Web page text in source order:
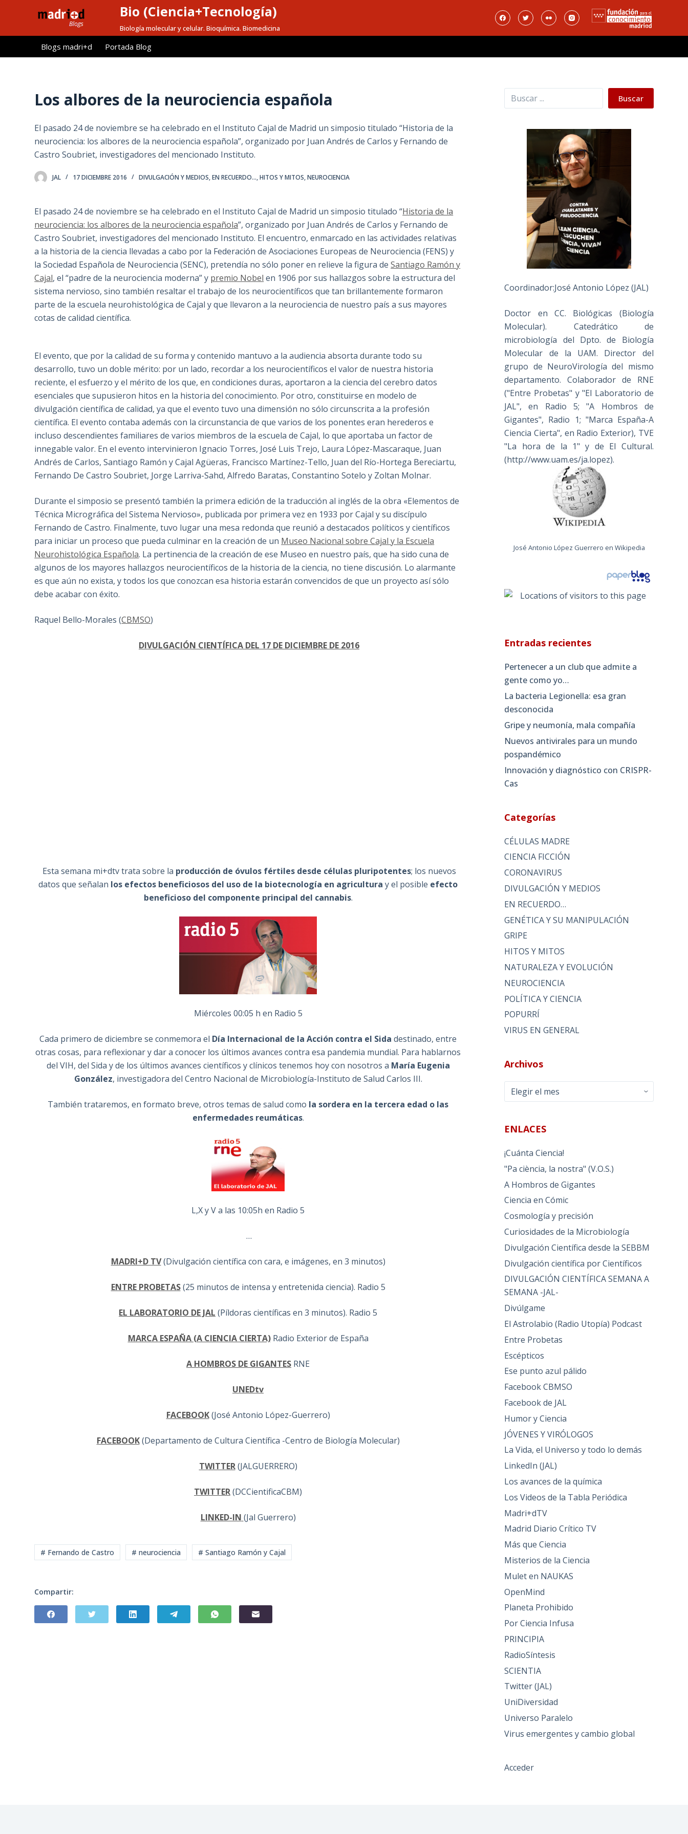
l
Bio (Ciencia+Tecnología)
Biología molecular y celular. Bioquímica. Biomedicina
Blogs madri+d Portada Blog
Los albores de la neurociencia española
El pasado 24 de noviembre se ha celebrado en el Instituto Cajal de Madrid un simposio titulado “Historia de la
neurociencia: los albores de la neurociencia española”, organizado por Juan Andrés de Carlos y Fernando de
Castro Soubriet, investigadores del mencionado Instituto.
JAL 17 DICIEMBRE 2016 DIVULGACIÓN Y MEDIOS,EN RECUERDO...,HITOS Y MITOS,NEUROCIENCIA
El pasado 24 de noviembre se ha celebrado en el Instituto Cajal de Madrid un simposio titulado “Historia de la
neurociencia: los albores de la neurociencia española”, organizado por Juan Andrés de Carlos y Fernando de
Castro Soubriet, investigadores del mencionado Instituto. El encuentro, enmarcado en las actividades relativas
a la historia de la ciencia llevadas a cabo por la Federación de Asociaciones Europeas de Neurociencia (FENS) y
la Sociedad Española de Neurociencia (SENC), pretendía no sólo poner en relieve la figura deSantiago Ramón y
Cajal, el “padre de la neurociencia moderna” y premio Nobel en 1906 por sus hallazgos sobre la estructura del
sistema nervioso, sino también resaltar el trabajo de los neurocientíficos que tan brillantemente formaron
parte de la escuela neurohistológica de Cajal y que llevaron a la neurociencia de nuestro país a sus mayores
cotas de calidad científica.
El evento, que por la calidad de su forma y contenido mantuvo a la audiencia absorta durante todo su
desarrollo, tuvo un doble mérito: por un lado, recordar a los neurocientíficos el valor de nuestra historia
reciente, el esfuerzo y el mérito de los que, en condiciones duras, aportaron a la ciencia del cerebro datos
esenciales que supusieron hitos en la historia del conocimiento. Por otro, constituirse en modelo de
divulgación científica de calidad, ya que el evento tuvo una dimensión no sólo circunscrita a la profesión
científica. El evento contaba además con la circunstancia de que varios de los ponentes eran herederos e
incluso descendientes familiares de varios miembros de la escuela de Cajal, lo que aportaba un factor de
innegable valor. En el evento intervinieron Ignacio Torres, José Luis Trejo, Laura López-Mascaraque, Juan
Andrés de Carlos, Santiago Ramón y Cajal Agüeras, Francisco Martínez-Tello, Juan del Río-Hortega Bereciartu,
Fernando De Castro Soubriet, Jorge Larriva-Sahd, Alfredo Baratas, Constantino Sotelo y Zoltan Molnar.
Durante el simposio se presentó también la primera edición de la traducción al inglés de la obra «Elementos de
Técnica Micrográfica del Sistema Nervioso», publicada por primera vez en 1933 por Cajal y su discípulo
Fernando de Castro. Finalmente, tuvo lugar una mesa redonda que reunió a destacados políticos y científicos
para iniciar un proceso que pueda culminar en la creación de un Museo Nacional sobre Cajal y la Escuela
Neurohistológica Española. La pertinencia de la creación de ese Museo en nuestro país, que ha sido cuna de
algunos de los mayores hallazgos neurocientíficos de la historia de la ciencia, no tiene discusión. Lo alarmante
es que aún no exista, y todos los que conozcan esa historia estarán convencidos de que un proyecto así sólo
debe acabar con éxito.
Raquel Bello-Morales (CBMSO)
DIVULGACIÓN CIENTÍFICA DEL 17 DE DICIEMBRE DE 2016
Esta semana mi+dtv trata sobre la producción de óvulos fértiles desde células pluripotentes; los nuevos
datos que señalan los efectos beneficiosos del uso de la biotecnología en agricultura y el posible efecto
beneficioso del componente principal del cannabis.
Miércoles 00:05 h en Radio 5
Cada primero de diciembre se conmemora el Día Internacional de la Acción contra el Sida destinado, entre
otras cosas, para reflexionar y dar a conocer los últimos avances contra esa pandemia mundial. Para hablarnos
del VIH, del Sida y de los últimos avances científicos y clínicos tenemos hoy con nosotros a María Eugenia
González, investigadora del Centro Nacional de Microbiología-Instituto de Salud Carlos III.
También trataremos, en formato breve, otros temas de salud como la sordera en la tercera edad o las
enfermedades reumáticas.
L,X y V a las 10:05h en Radio 5
…
MADRI+D TV(Divulgación científica con cara, e imágenes, en 3 minutos)
ENTRE PROBETAS(25 minutos de intensa y entretenida ciencia). Radio 5
EL LABORATORIO DE JAL (Píldoras científicas en 3 minutos). Radio 5
MARCA ESPAÑA (A CIENCIA CIERTA)Radio Exterior de España
A HOMBROS DE GIGANTES RNE
UNEDtv
FACEBOOK(José Antonio López-Guerrero)
FACEBOOK(Departamento de Cultura Científica -Centro de Biología Molecular)
TWITTER(JALGUERRERO)
TWITTER(DCCientificaCBM)
LINKED-IN (Jal Guerrero)
# Fernando de Castro # neurociencia # Santiago Ramón y Cajal
Compartir:
Buscar Buscar
Coordinador:José Antonio López (JAL)
Doctor en CC. Biológicas (Biología
Molecular). Catedrático de
microbiología del Dpto. de Biología
Molecular de la UAM. Director del
grupo de NeuroVirología del mismo
departamento. Colaborador de RNE
("Entre Probetas" y "El Laboratorio de
JAL", en Radio 5; "A Hombros de
Gigantes", Radio 1; "Marca España-A
Ciencia Cierta", en Radio Exterior), TVE
"La hora de la 1" y de El Cultural.
(http://www.uam.es/ja.lopez).
José Antonio López Guerrero en Wikipedia
Entradas recientes
Pertenecer a un club que admite a
gente como yo…
La bacteria Legionella: esa gran
desconocida
Gripe y neumonía, mala compañía
Nuevos antivirales para un mundo
pospandémico
Innovación y diagnóstico con CRISPR-
Cas
Categorías
CÉLULAS MADRE
CIENCIA FICCIÓN
CORONAVIRUS
DIVULGACIÓN Y MEDIOS
EN RECUERDO…
GENÉTICA Y SU MANIPULACIÓN
GRIPE
HITOS Y MITOS
NATURALEZA Y EVOLUCIÓN
NEUROCIENCIA
POLÍTICA Y CIENCIA
POPURRÍ
VIRUS EN GENERAL
Archivos
Archivos
ENLACES
¡Cuánta Ciencia!
"Pa ciència, la nostra" (V.O.S.)
A Hombros de Gigantes
Ciencia en Cómic
Cosmología y precisión
Curiosidades de la Microbiología
Divulgación Científica desde la SEBBM
Divulgación científica por Científicos
DIVULGACIÓN CIENTÍFICA SEMANA A
SEMANA -JAL-
Divúlgame
El Astrolabio (Radio Utopía) Podcast
Entre Probetas
Escépticos
Ese punto azul pálido
Facebook CBMSO
Facebook de JAL
Humor y Ciencia
JÓVENES Y VIRÓLOGOS
La Vida, el Universo y todo lo demás
LinkedIn (JAL)
Los avances de la química
Los Videos de la Tabla Periódica
Madri+dTV
Madrid Diario Crítico TV
Más que Ciencia
Misterios de la Ciencia
Mulet en NAUKAS
OpenMind
Planeta Prohibido
Por Ciencia Infusa
PRINCIPIA
RadioSíntesis
SCIENTIA
Twitter (JAL)
UniDiversidad
Universo Paralelo
Virus emergentes y cambio global
Acceder